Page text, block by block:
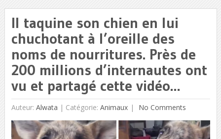
Il taquine son chien en lui
chuchotant à l’oreille des
noms de nourritures. Près de
200 millions d’internautes ont
vu et partagé cette vidéo…
Auteur: Alwata | Catégorie: Animaux No Comments